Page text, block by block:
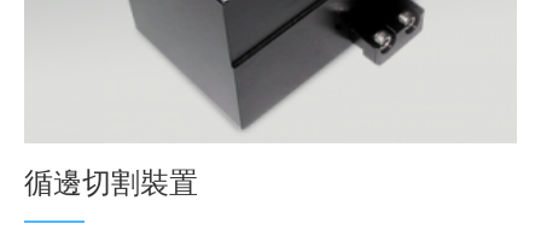
循邊切割裝置